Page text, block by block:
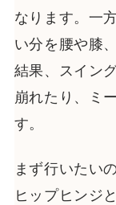
なります。一
い分を腰や膝
結果、スイン
崩れたり、ミ
す。
まず行いたい
ヒップヒンジ